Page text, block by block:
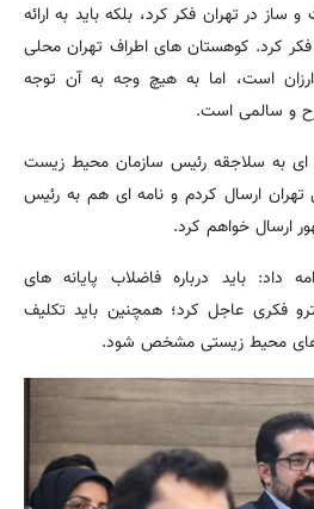
در تهران فکر کرد، بلکه باید به ارائه
کرد. کوهستان های اطراف تهران محلی
است، اما به هیچ وجه به آن توجه
و سالمی است.
نامه ۶ صفحه ای به سلاجقه رئیس سازمان محیط زیست
ارسال کردم و نامه ای هم به رئیس
ارسال خواهم کرد.
داد: باید درباره فاضلاب پایانه های
فکری عاجل کرد؛ همچنین باید تکلیف
های محیط زیستی مشخص شود.